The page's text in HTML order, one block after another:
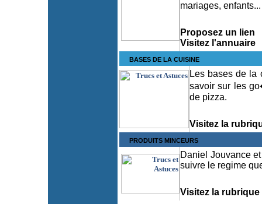
mariages, enfants...
Proposez un lien
Visitez l'annuaire
BASES DE LA CUISINE
Les bases de la
savoir sur les
de pizza.
Visitez la
PRODUITS MINCEURS
Daniel Jouvance
suivre le regime
Visitez la rubrique